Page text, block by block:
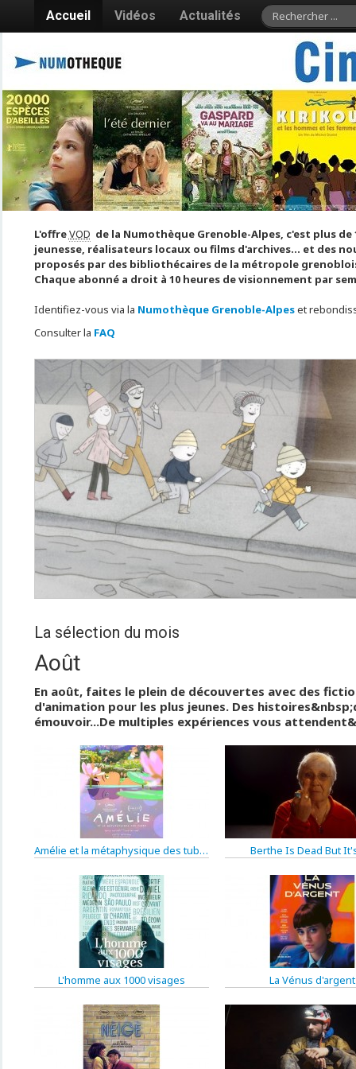
Accueil Vidéos Actualités
L'offreVOD de la Numothèque Grenoble-Alpes, c'est plus
jeunesse, réalisateurs locaux ou films d'archives... et des
proposés par des bibliothécaires de la métropole
Chaque abonné a droit à 10 heures de visionnement par
Identifiez-vous via la Numothèque Grenoble-Alpeset
Consulter la FAQ
La sélection du mois
Août
En août, faites le plein de découvertes avec des
d'animation pour les plus jeunes. Des
émouvoir...De multiples expériences vous
Amélie et la métaphysique des tubes Berthe Is Dead But
L'homme aux 1000 visages La Vénus d'argent